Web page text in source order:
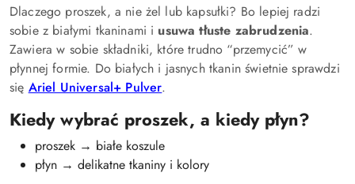
Dlaczego proszek, a nie żel lub kapsułki? Bo lepiej radzi
sobie z białymi tkaninami i usuwa tłuste zabrudzenia.
Zawiera w sobie składniki, które trudno “przemycić” w
płynnej formie. Do białych i jasnych tkanin świetnie sprawdzi
się Ariel Universal+ Pulver.
Kiedy wybrać proszek, a kiedy płyn?
proszek → białe koszule
płyn → delikatne tkaniny i kolory